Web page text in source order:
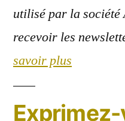
utilisé par la
recevoir les
savoir plus